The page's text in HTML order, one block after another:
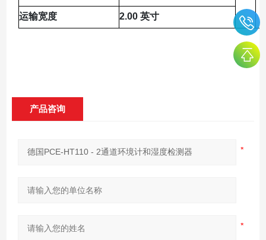
运输宽度 2.00 英寸
产品咨询